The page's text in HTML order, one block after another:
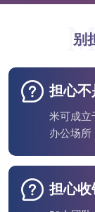
别
担心不
米可成立
办公场所
担心收